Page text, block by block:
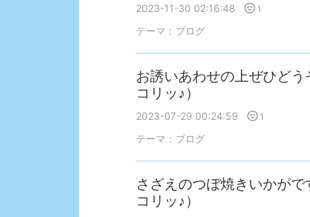
2023-11-30 02:16:48 1
テーマ： ブログ
お誘いあわせの上ぜひどう
コリッ♪）
2023-07-29 00:24:59 1
テーマ： ブログ
さざえのつぼ焼きいかが
コリッ♪）